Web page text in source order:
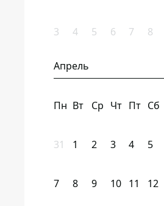
3 4 5 6 7 8
Апрель
Пн Вт Ср Чт Пт Сб
31 1 2 3 4 5
7 8 9 10 11 12